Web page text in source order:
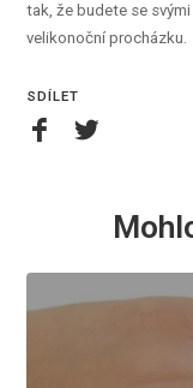
tak, že budete se
velikonoční procházku.
SDÍLET